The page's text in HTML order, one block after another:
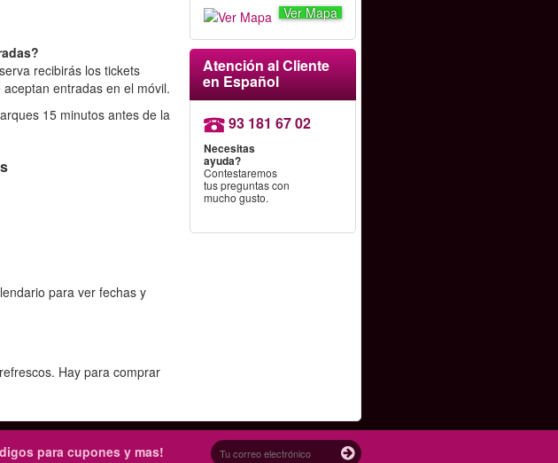
recibirás los tickets
entradas en el móvil.
15 minutos antes de la
para ver fechas y
Hay para comprar
Ver Mapa
Atención al Cliente
en Español
93 181 67 02
Necesitas
ayuda?
Contestaremos
tus preguntas con
mucho gusto.
para cupones y mas!